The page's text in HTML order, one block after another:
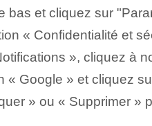
bas et cliquez sur
« Confidentialité et
», cliquez à
« Google » et cliquez
» ou « Supprimer »